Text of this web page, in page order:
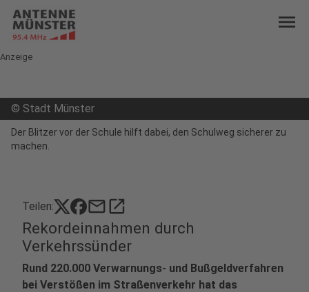
menu
Anzeige
© Stadt Münster
Der Blitzer vor der Schule hilft dabei, den Schulweg sicherer zu
machen.
Teilen: mailopen_in_new
Rekordeinnahmen durch
Verkehrssünder
Rund 220.000 Verwarnungs- und Bußgeldverfahren
bei Verstößen im Straßenverkehr hat das